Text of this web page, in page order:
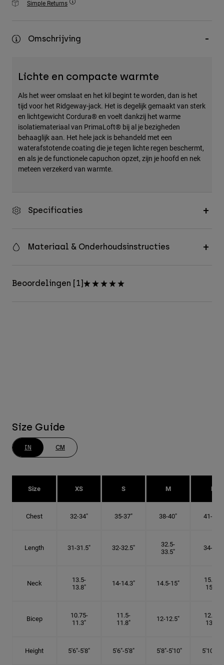
Accessories
Bags & Backpacks
Alles bekijken
Simple Returns
Omschrijving
Lichte en compacte warmte
Als het weer omslaat en het kil begint te worden, dan is het
tijd voor het Ridgeway-jack. Het is degelijk gemaakt van sterk
en lichtgewicht Cordura® en voelt dankzij het warme
isolatiemateriaal van PrimaLoft® bij al je bezigheden
behaaglijk aan. Het hele jack is behandeld met een
waterafstotende coating die je tegen lichte regen beschermt,
en als je de functionele capuchon opzet, zijn je hoofd en nek
meteen verzekerd van warmte.
Specificaties
Materiaal & Onderhoudsinstructies
Beoordelingen [1]
Size Guide
IN CM
Size XS S M L
Chest 32-34" 35-37" 38-40" 41-43"
Length 31-31.5" 32-32.5"
32.5-
33.5"
34-35"
Neck
13.5-
13.8"
14-14.3" 14.5-15"
15.25-
15.5"
Bicep
10.75-
11.3"
11.5-
11.8"
12-12.5"
12.75-
13.3"
Height 5'6"-5'8" 5'6"-5'8" 5'8"-5'10" 5'10"- 6'